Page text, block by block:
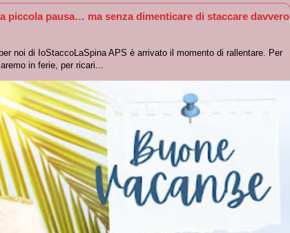
piccola pausa… ma senza dimenticare di staccare davvero
noi di IoStaccoLaSpina APS è arrivato il momento di rallentare. Per
in ferie, per ricari...